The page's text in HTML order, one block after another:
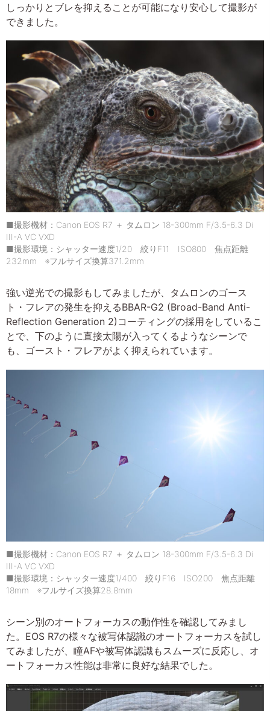
しっかりとブレを抑えることが可能になり安心して撮影が
できました。
■撮影機材：Canon EOS R7 ＋ タムロン 18-300mm F/3.5-6.3 Di
III-A VC VXD
■撮影環境：シャッター速度1/20 絞りF11 ISO800 焦点距離
232mm ※フルサイズ換算371.2mm
強い逆光での撮影もしてみましたが、タムロンのゴース
ト・フレアの発生を抑えるBBAR-G2 (Broad-Band Anti-
Reflection Generation 2)コーティングの採用をしているこ
とで、下のように直接太陽が入ってくるようなシーンで
も、ゴースト・フレアがよく抑えられています。
■撮影機材：Canon EOS R7 ＋ タムロン 18-300mm F/3.5-6.3 Di
III-A VC VXD
■撮影環境：シャッター速度1/400 絞りF16 ISO200 焦点距離
18mm ※フルサイズ換算28.8mm
シーン別のオートフォーカスの動作性を確認してみまし
た。EOS R7の様々な被写体認識のオートフォーカスを試し
てみましたが、瞳AFや被写体認識もスムーズに反応し、オ
ートフォーカス性能は非常に良好な結果でした。